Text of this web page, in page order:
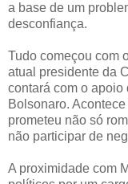
a base de um
desconfiança.
Tudo começou com
atual presidente da
contará com o
Bolsonaro.
prometeu não só
não participar de
A proximidade com